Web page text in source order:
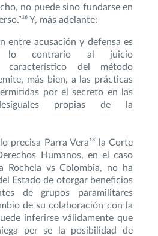
no puede sino fundarse en
Y, más adelante:
entre acusación y defensa es
lo contrario al juicio
característico del método
más bien, a las prácticas
por el secreto en las
propias de la
precisa Parra Vera¹⁸ la Corte
Humanos, en el caso
Rochela vs Colombia, no ha
Estado de otorgar beneficios
de grupos paramilitares
de su colaboración con la
inferirse válidamente que
per se la posibilidad de